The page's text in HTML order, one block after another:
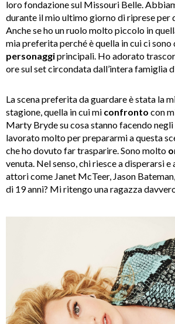
loro fondazione sul Missouri Belle.
durante il mio ultimo giorno di riprese per
Anche se ho un ruolo molto piccolo in
mia preferita perché è quella in cui ci
personaggiprincipali. Ho adorato
ore sul set circondata dall’intera famiglia
La scena preferita da guardare è stata la
stagione, quella in cui mi confronto con
Marty Bryde su cosa stanno facendo
lavorato molto per prepararmi a questa
che ho dovuto far trasparire. Sono molto
venuta. Nel senso, chi riesce a disperarsi
attori come Janet McTeer, Jason Bateman,
di 19 anni? Mi ritengo una ragazza